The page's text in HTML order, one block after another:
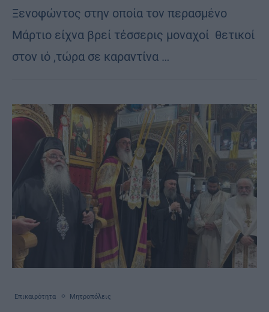
Ξενοφώντος στην οποία τον περασμένο
Μάρτιο είχνα βρεί τέσσερις μοναχοί θετικοί
στον ιό ,τώρα σε καραντίνα …
Επικαιρότητα Μητροπόλεις